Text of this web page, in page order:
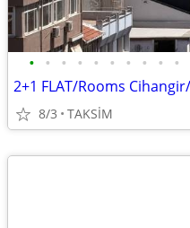
• • • • • • • • • •
8/3 TAKSİM